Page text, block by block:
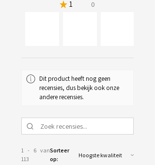
★ 1 0
Dit product heeft nog geen
recensies, dus bekijk ook onze
andere recensies.
1 - 6 van
113
Sorteer
op: